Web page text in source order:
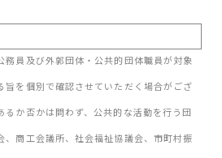
務員及び外郭団体・公共的団体職員が対象
を個別で確認させていただく場合がござ
か否かは問わず、公共的な活動を行う団
、商工会議所、社会福祉協議会、市町村振